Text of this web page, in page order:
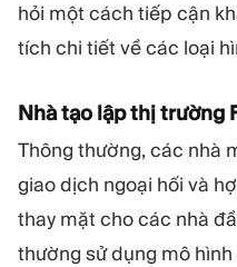
hỏi một cách tiếp cận
tích chi tiết về các loại
Nhà tạo lập thị trường
Thông thường, các nhà
giao dịch ngoại hối và
thay mặt cho các nhà
thường sử dụng mô